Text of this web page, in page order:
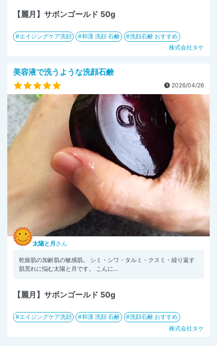
【麗月】サボンゴールド 50g
エイジングケア洗顔 和漢 洗顔 石鹸
洗顔石鹸 おすすめ
株式会社タケ
美容液で洗うような洗顔石鹸
2026/04/26
太陽と月 さん
乾燥肌の加齢肌の敏感肌。 シミ・シワ・タルミ・クスミ・繰り返す
肌荒れに悩む太陽と月です。 こんに...
【麗月】サボンゴールド 50g
エイジングケア洗顔 和漢 洗顔 石鹸
洗顔石鹸 おすすめ
株式会社タケ